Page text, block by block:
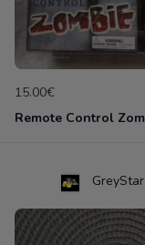
15.00€
GreyStar